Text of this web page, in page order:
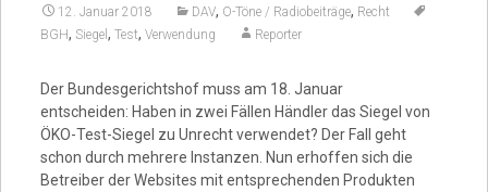
12. Januar 2018 DAV, O-Töne / Radiobeiträge, Recht
BGH, Siegel , Test, Verwendung Reporter
Der Bundesgerichtshof muss am 18. Januar
entscheiden: Haben in zwei Fällen Händler das Siegel von
ÖKO-Test-Siegel zu Unrecht verwendet? Der Fall geht
schon durch mehrere Instanzen. Nun erhoffen sich die
Betreiber der Websites mit entsprechenden Produkten